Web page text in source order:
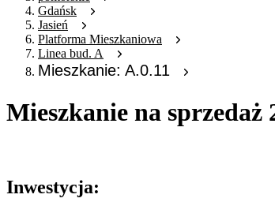
Gdańsk
Jasień
Platforma Mieszkaniowa
Linea bud. A
Mieszkanie: A.0.11
Mieszkanie na sprzedaż
Inwestycja: